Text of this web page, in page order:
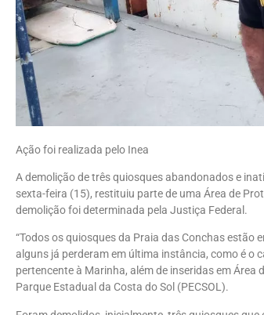
Ação foi realizada pelo Inea
A demolição de três quiosques abandonados e
sexta-feira (15), restituiu parte de uma Área de
demolição foi determinada pela Justiça Federal.
“Todos os quiosques da Praia das Conchas estão
alguns já perderam em última instância, como é o
pertencente à Marinha, além de inseridas em Área
Parque Estadual da Costa do Sol (PECSOL).